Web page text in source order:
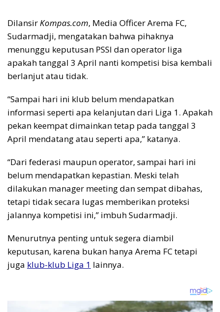
DilansirKompas.com, Media Officer Arema FC,
Sudarmadji, mengatakan bahwa pihaknya
menunggu keputusan PSSI dan operator liga
apakah tanggal 3 April nanti kompetisi bisa kembali
berlanjut atau tidak.
“Sampai hari ini klub belum mendapatkan
informasi seperti apa kelanjutan dari Liga 1. Apakah
pekan keempat dimainkan tetap pada tanggal 3
April mendatang atau seperti apa,” katanya.
“Dari federasi maupun operator, sampai hari ini
belum mendapatkan kepastian. Meski telah
dilakukan manager meeting dan sempat dibahas,
tetapi tidak secara lugas memberikan proteksi
jalannya kompetisi ini,” imbuh Sudarmadji.
Menurutnya penting untuk segera diambil
keputusan, karena bukan hanya Arema FC tetapi
juga klub-klub Liga 1 lainnya.